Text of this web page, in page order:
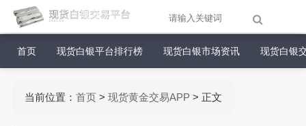
首页 现货白银平台排行榜 现货白银市场资讯 现货白银
当前位置： 首页> 现货黄金交易APP> 正文